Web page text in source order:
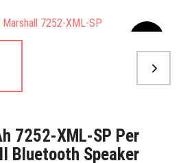
7252-XML-SP Per
Bluetooth Speaker